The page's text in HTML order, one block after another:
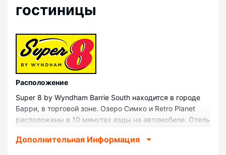
гостиницы
Pасположение
Super 8 by Wyndham Barrie South находится в городе
Барри, в торговой зоне. Озеро Симко и Retro Planet
расположены в 10 минутах езды на автомобиле. Отель
Бэрри Молсона находится в 1,4 км, Galaxy Cinemas
Дополнительная Информация